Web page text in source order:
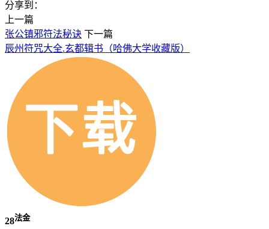
分享到：
上一篇
张公镇邪符法秘诀 下一篇
辰州符咒大全.玄都辑书（哈佛大学收藏版）
28法金